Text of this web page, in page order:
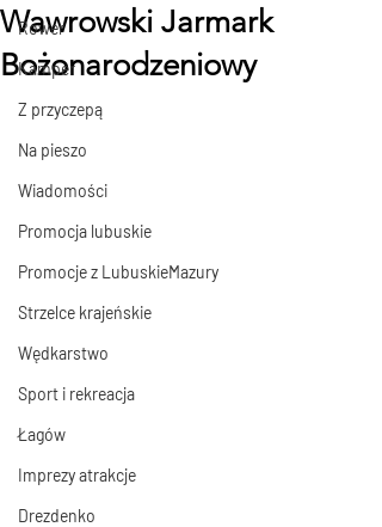
Rower
Kamper
Z przyczepą
Na pieszo
Wiadomości
Promocja lubuskie
Promocje z LubuskieMazury
Strzelce krajeńskie
Wędkarstwo
Sport i rekreacja
Łagów
Imprezy atrakcje
Drezdenko
Wawrowski Jarmark
Bożonarodzeniowy